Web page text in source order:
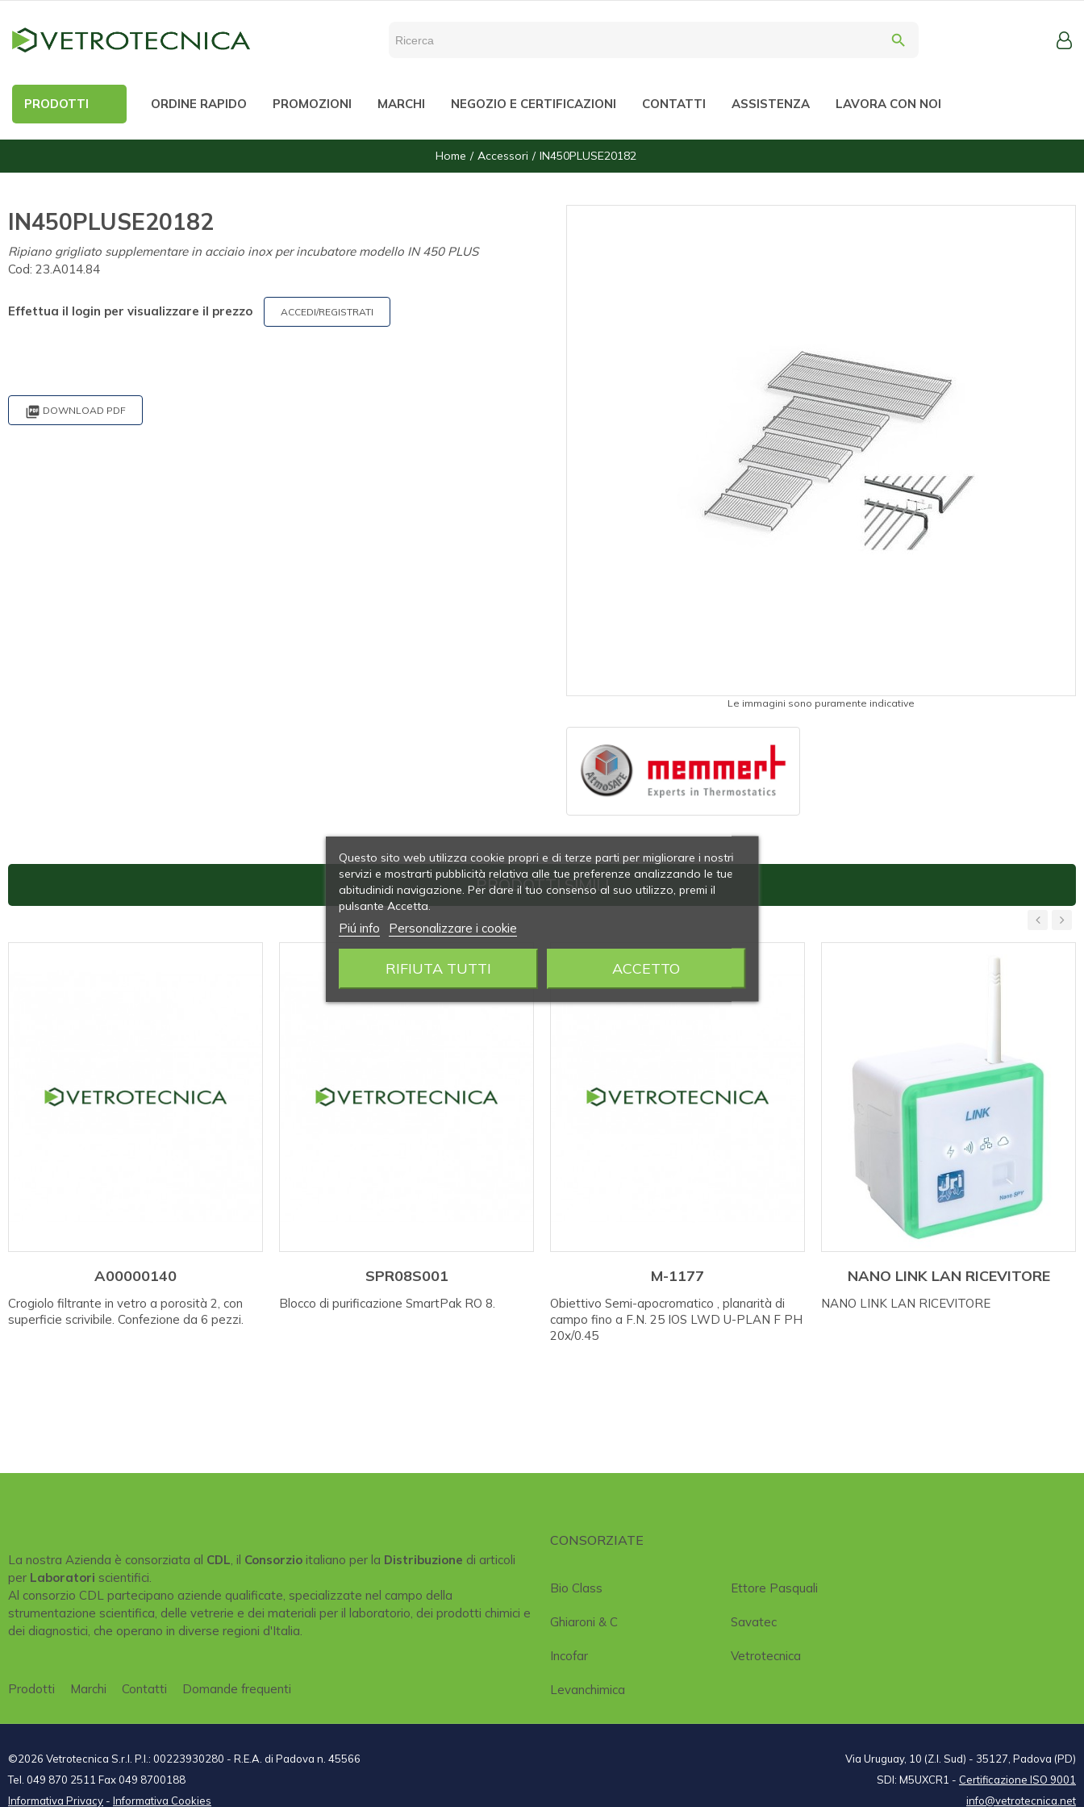
search
PRODOTTI ORDINE RAPIDO PROMOZIONI MARCHI NEGOZIO E CERTIFICAZIONI CONTATTI ASSISTENZA LAVORA CON NOI
Home Accessori IN450PLUSE20182
IN450PLUSE20182
Ripiano grigliato supplementare in acciaio inox per incubatore modello IN 450 PLUS
Cod: 23.A014.84
Effettua il login per visualizzare il prezzo ACCEDI/REGISTRATI
 DOWNLOAD PDF
Le immagini sono puramente indicative
PRODOTTI SIMILI
A00000140
Crogiolo filtrante in vetro a porosità 2, con
superficie scrivibile. Confezione da 6 pezzi.
SPR08S001
Blocco di purificazione SmartPak RO 8.
M-1177
Obiettivo Semi-apocromatico , planarità di
campo fino a F.N. 25 IOS LWD U-PLAN F PH
20x/0.45
NANO LINK LAN RICEVITORE
NANO LINK LAN RICEVITORE
‹ ›
La nostra Azienda è consorziata al CDL, il Consorzio italiano per la Distribuzione di articoli
per Laboratori scientifici.
Al consorzio CDL partecipano aziende qualificate, specializzate nel campo della
strumentazione scientifica, delle vetrerie e dei materiali per il laboratorio, dei prodotti chimici e
dei diagnostici, che operano in diverse regioni d'Italia.
Prodotti Marchi Contatti Domande frequenti
CONSORZIATE
Bio Class
Ghiaroni & C
Incofar
Levanchimica
Ettore Pasquali
Savatec
Vetrotecnica
Questo sito web utilizza cookie propri e di terze parti per migliorare i nostri
servizi e mostrarti pubblicità relativa alle tue preferenze analizzando le tue
abitudinidi navigazione. Per dare il tuo consenso al suo utilizzo, premi il
pulsante Accetta.
Piú info Personalizzare i cookie
RIFIUTA TUTTI ACCETTO
©2026 Vetrotecnica S.r.l. P.I.: 00223930280 - R.E.A. di Padova n. 45566
Tel. 049 870 2511 Fax 049 8700188
Informativa Privacy - Informativa Cookies
Via Uruguay, 10 (Z.I. Sud) - 35127, Padova (PD)
SDI: M5UXCR1 - Certificazione ISO 9001
info@vetrotecnica.net